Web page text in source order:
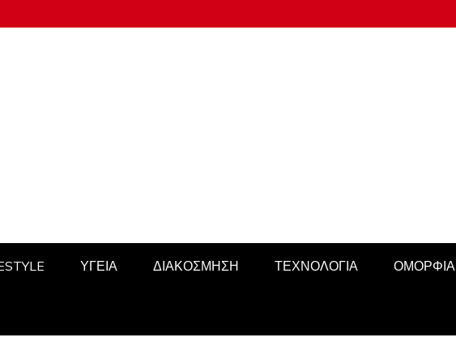
ΥΓΕΙΑ ΔΙΑΚΟΣΜΗΣΗ ΤΕΧΝΟΛΟΓΙΑ ΟΜΟΡΦΙΑ